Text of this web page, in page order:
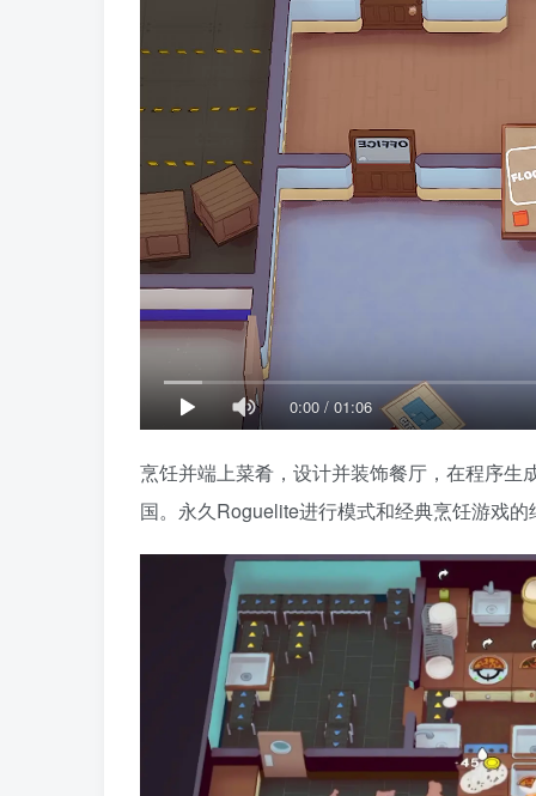
0:00/ 01:06
烹饪并端上菜肴，设计并装饰餐厅，在程序
国。永久Roguelite进行模式和经典烹饪游戏